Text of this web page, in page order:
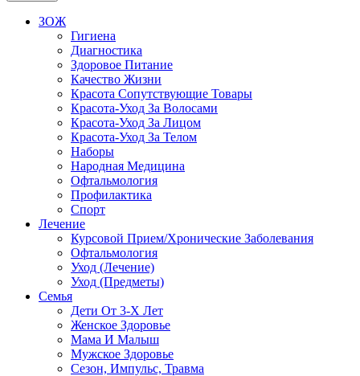
ЗОЖ
Гигиена
Диагностика
Здоровое Питание
Качество Жизни
Красота Сопутствующие Товары
Красота-Уход За Волосами
Красота-Уход За Лицом
Красота-Уход За Телом
Наборы
Народная Медицина
Офтальмология
Профилактика
Спорт
Лечение
Курсовой Прием/Хронические Заболевания
Офтальмология
Уход (Лечение)
Уход (Предметы)
Семья
Дети От 3-Х Лет
Женское Здоровье
Мама И Малыш
Мужское Здоровье
Сезон, Импульс, Травма